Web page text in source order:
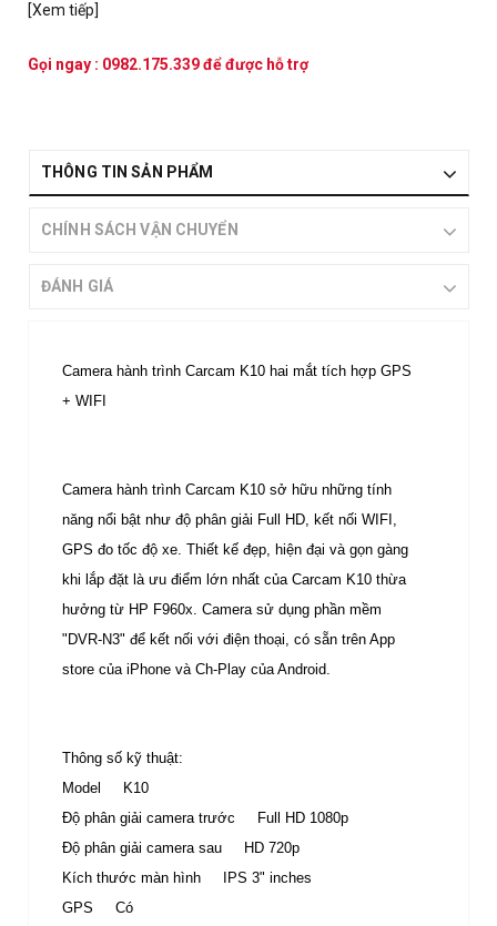
[Xem tiếp]
Gọi ngay : 0982.175.339để được hỗ trợ
THÔNG TIN SẢN PHẨM
CHÍNH SÁCH VẬN CHUYỂN
ĐÁNH GIÁ
Camera hành trình Carcam K10 hai mắt tích hợp GPS
+ WIFI
Camera hành trình Carcam K10 sở hữu những tính
năng nổi bật như độ phân giải Full HD, kết nối WIFI,
GPS đo tốc độ xe. Thiết kế đẹp, hiện đại và gọn gàng
khi lắp đặt là ưu điểm lớn nhất của Carcam K10 thừa
hưởng từ HP F960x. Camera sử dụng phần mềm
"DVR-N3" để kết nối với điện thoại, có sẵn trên App
store của iPhone và Ch-Play của Android.
Thông số kỹ thuật:
Model K10
Độ phân giải camera trước Full HD 1080p
Độ phân giải camera sau HD 720p
Kích thước màn hình IPS 3" inches
GPS Có